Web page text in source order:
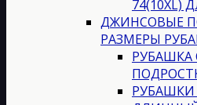
74(10XL)
ДЖИНСОВЫЕ
РАЗМЕРЫ
РУБАШКА